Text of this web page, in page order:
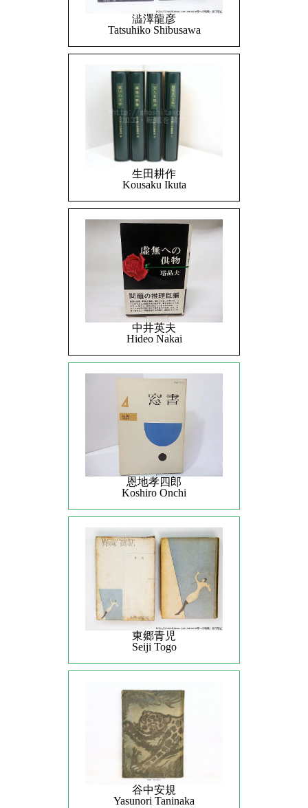
澁澤龍彦
Tatsuhiko Shibusawa
生田耕作
Kousaku Ikuta
中井英夫
Hideo Nakai
恩地孝四郎
Koshiro Onchi
東郷青児
Seiji Togo
谷中安規
Yasunori Taninaka